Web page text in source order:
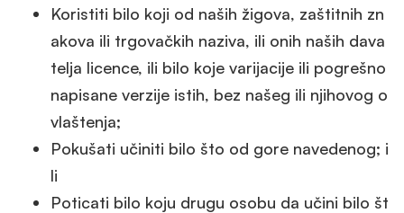
Koristiti bilo koji od naših žigova, zaštitnih zn
akova ili trgovačkih naziva, ili onih naših dava
telja licence, ili bilo koje varijacije ili pogrešno
napisane verzije istih, bez našeg ili njihovog o
vlaštenja;
Pokušati učiniti bilo što od gore navedenog; i
li
Poticati bilo koju drugu osobu da učini bilo št